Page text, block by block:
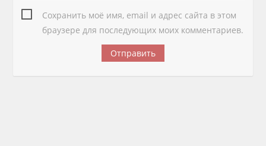
Сохранить моё имя, email и адрес сайта в этом
браузере для последующих моих комментариев.